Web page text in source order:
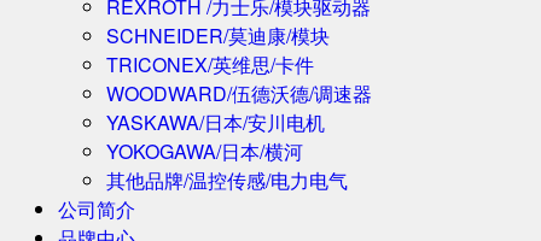
REXROTH /力士乐/模块驱动器
SCHNEIDER/莫迪康/模块
TRICONEX/英维思/卡件
WOODWARD/伍德沃德/调速器
YASKAWA/日本/安川电机
YOKOGAWA/日本/横河
其他品牌/温控传感/电力电气
公司简介